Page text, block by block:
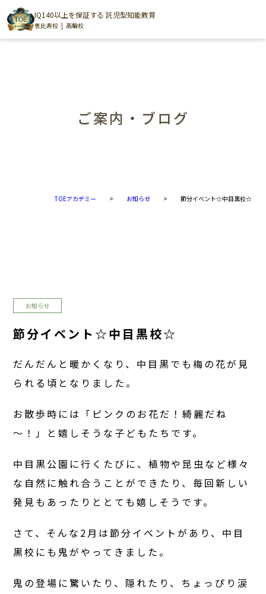
IQ140以上を保証する 託児型知能教育
恵比寿校 高輪校
ご案内・ブログ
TOEアカデミー > お知らせ > 節分イベント☆中目黒校☆
お知らせ
節分イベント☆中目黒校☆
だんだんと暖かくなり、中目黒でも梅の花が見
られる頃となりました。
お散歩時には「ピンクのお花だ！綺麗だね
～！」と嬉しそうな子どもたちです。
中目黒公園に行くたびに、植物や昆虫など様々
な自然に触れ合うことができたり、毎回新しい
発見もあったりととても嬉しそうです。
さて、そんな2月は節分イベントがあり、中目
黒校にも鬼がやってきました。
鬼の登場に驚いたり、隠れたり、ちょっぴり涙